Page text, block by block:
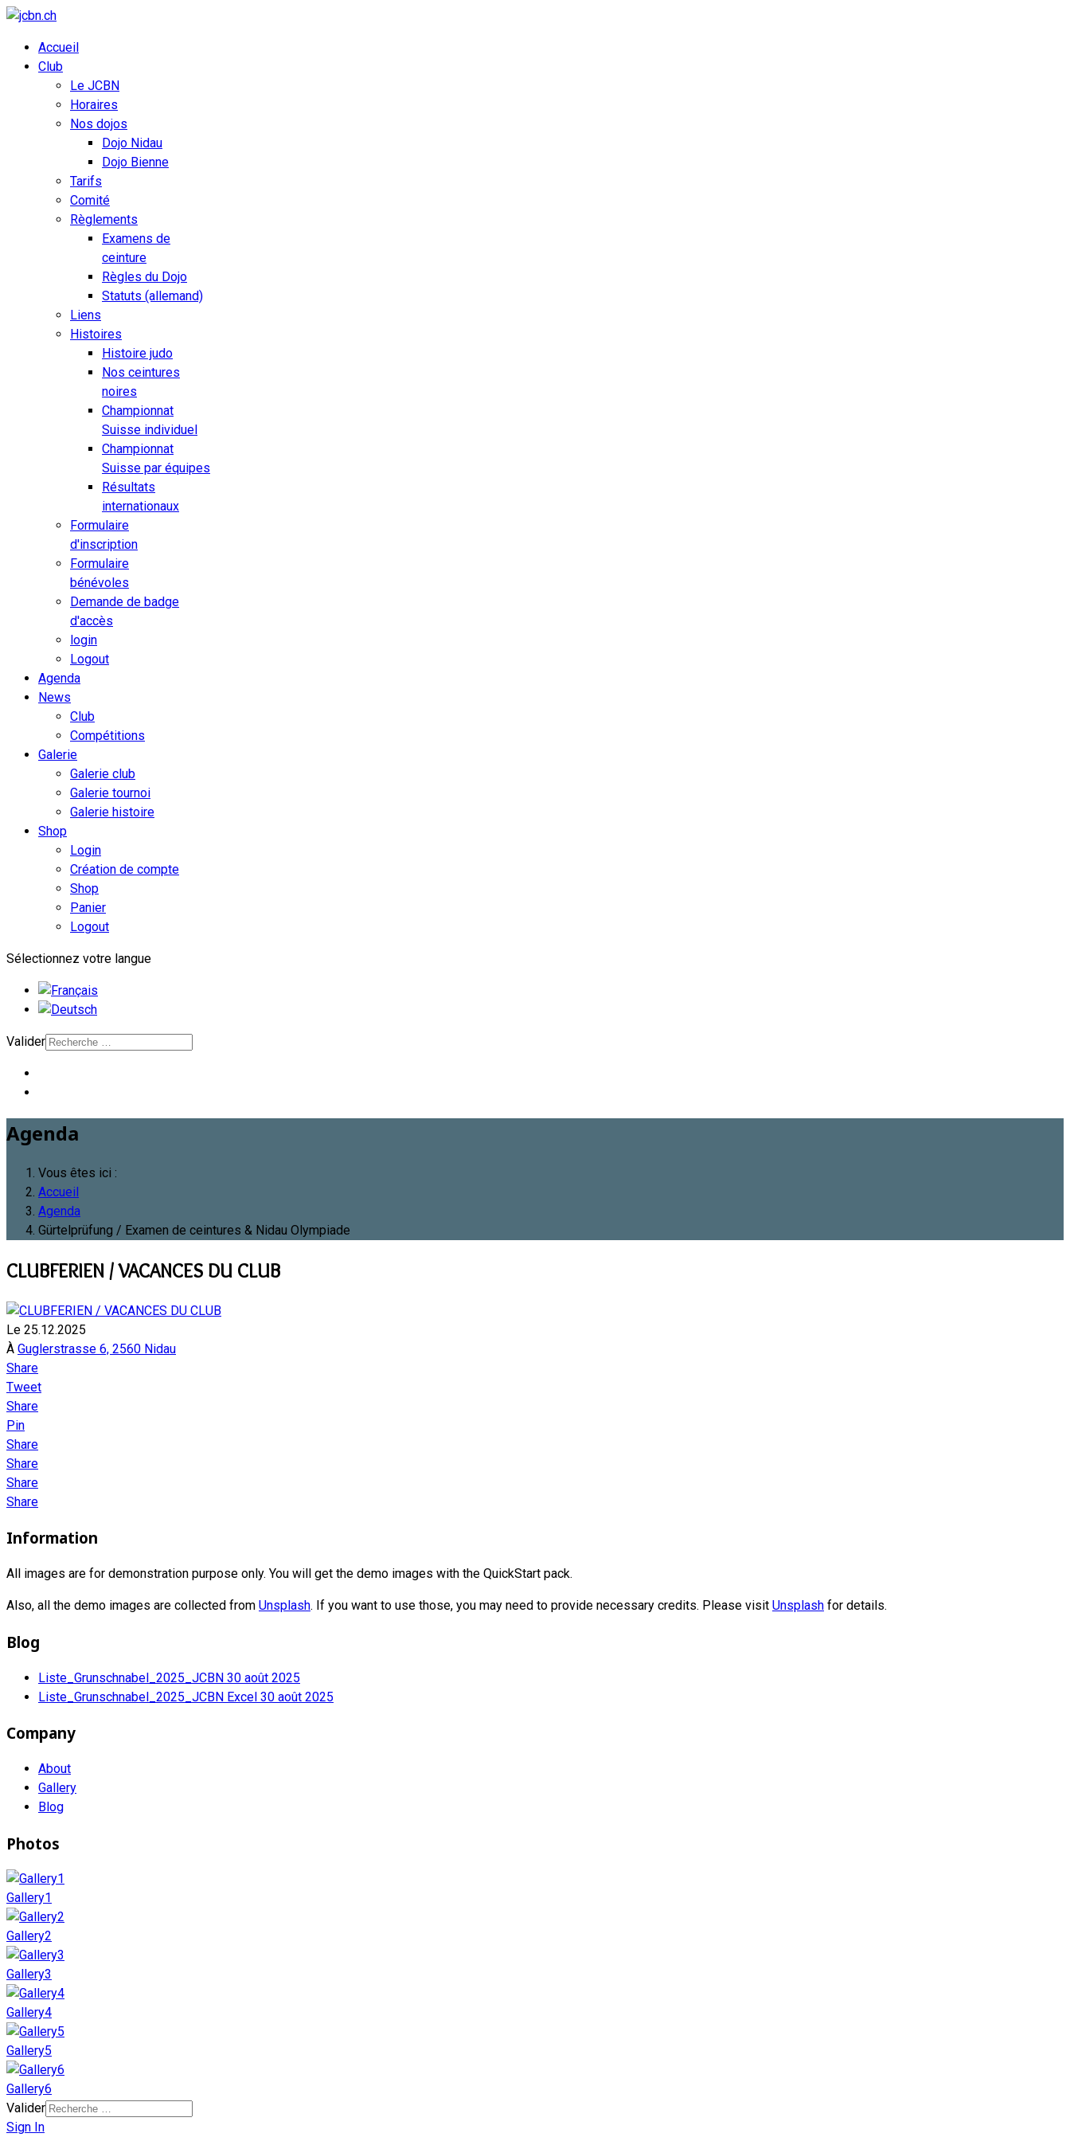
Accueil
Club
Le JCBN
Horaires
Nos dojos
Dojo Nidau
Dojo Bienne
Tarifs
Comité
Règlements
Examens de
ceinture
Règles du Dojo
Statuts (allemand)
Liens
Histoires
Histoire judo
Nos ceintures
noires
Championnat
Suisse individuel
Championnat
Suisse par équipes
Résultats
internationaux
Formulaire
d'inscription
Formulaire
bénévoles
Demande de badge
d'accès
login
Logout
Agenda
News
Club
Compétitions
Galerie
Galerie club
Galerie tournoi
Galerie histoire
Shop
Login
Création de compte
Shop
Panier
Logout
Sélectionnez votre langue
Valider
Agenda
Vous êtes ici :
Accueil
Agenda
Gürtelprüfung / Examen de ceintures & Nidau Olympiade
CLUBFERIEN / VACANCES DU CLUB
Le 25.12.2025
À Guglerstrasse 6, 2560 Nidau
Share
Tweet
Share
Pin
Share
Share
Share
Share
Information
All images are for demonstration purpose only. You will get the demo images with the QuickStart pack.
Also, all the demo images are collected from Unsplash. If you want to use those, you may need to provide necessary credits. Please visit Unsplash for details.
Blog
Liste_Grunschnabel_2025_JCBN 30 août 2025
Liste_Grunschnabel_2025_JCBN Excel 30 août 2025
Company
About
Gallery
Blog
Photos
Gallery1
Gallery2
Gallery3
Gallery4
Gallery5
Gallery6
Valider
Sign In